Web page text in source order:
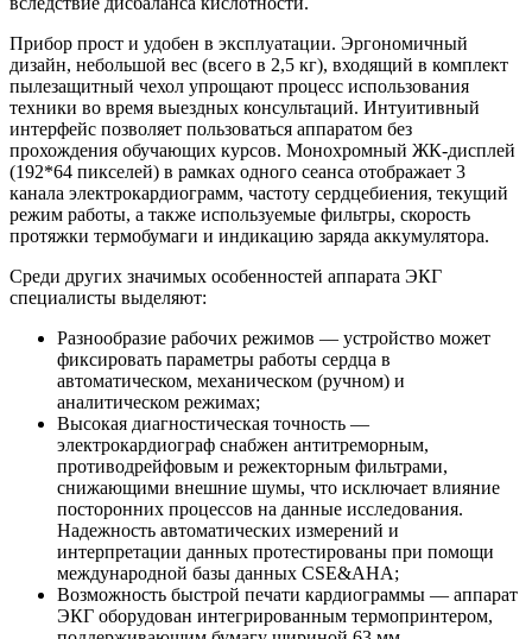
Прибор прост и удобен в эксплуатации. Эргономичный
дизайн, небольшой вес (всего в 2,5 кг), входящий в комплект
пылезащитный чехол упрощают процесс использования
техники во время выездных консультаций. Интуитивный
интерфейс позволяет пользоваться аппаратом без
прохождения обучающих курсов. Монохромный ЖК-дисплей
(192*64 пикселей) в рамках одного сеанса отображает 3
канала электрокардиограмм, частоту сердцебиения, текущий
режим работы, а также используемые фильтры, скорость
протяжки термобумаги и индикацию заряда аккумулятора.
Среди других значимых особенностей аппарата ЭКГ
специалисты выделяют:
Разнообразие рабочих режимов — устройство может
фиксировать параметры работы сердца в
автоматическом, механическом (ручном) и
аналитическом режимах;
Высокая диагностическая точность —
электрокардиограф снабжен антитреморным,
противодрейфовым и режекторным фильтрами,
снижающими внешние шумы, что исключает влияние
посторонних процессов на данные исследования.
Надежность автоматических измерений и
интерпретации данных протестированы при помощи
международной базы данных CSE&AHA;
Возможность быстрой печати кардиограммы — аппарат
ЭКГ оборудован интегрированным термопринтером,